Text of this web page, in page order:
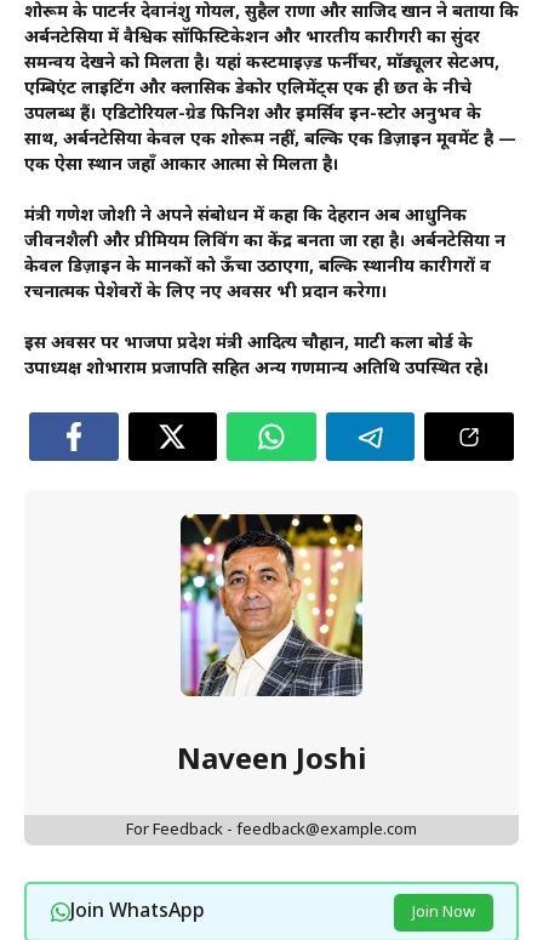
शोरूम के पाटर्नर देवानंशु गोयल, सुहैल राणा और साजिद खान ने बताया कि
अर्बनटेसिया में वैश्विक सॉफिस्टिकेशन और भारतीय कारीगरी का सुंदर
समन्वय देखने को मिलता है। यहां कस्टमाइज़्ड फर्नीचर, मॉड्यूलर सेटअप,
एम्बिएंट लाइटिंग और क्लासिक डेकोर एलिमेंट्स एक ही छत के नीचे
उपलब्ध हैं। एडिटोरियल-ग्रेड फिनिश और इमर्सिव इन-स्टोर अनुभव के
साथ, अर्बनटेसिया केवल एक शोरूम नहीं, बल्कि एक डिज़ाइन मूवमेंट है —
एक ऐसा स्थान जहाँ आकार आत्मा से मिलता है।
मंत्री गणेश जोशी ने अपने संबोधन में कहा कि देहरादून अब आधुनिक
जीवनशैली और प्रीमियम लिविंग का केंद्र बनता जा रहा है। अर्बनटेसिया न
केवल डिज़ाइन के मानकों को ऊँचा उठाएगा, बल्कि स्थानीय कारीगरों व
रचनात्मक पेशेवरों के लिए नए अवसर भी प्रदान करेगा।
इस अवसर पर भाजपा प्रदेश मंत्री आदित्य चौहान, माटी कला बोर्ड के
उपाध्यक्ष शोभाराम प्रजापति सहित अन्य गणमान्य अतिथि उपस्थित रहे।
Naveen Joshi
For Feedback - feedback@example.com
Join WhatsApp Join Now